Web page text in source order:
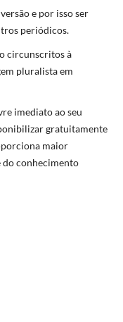
e por isso ser
periódicos.
circunscritos à
pluralista em
imediato ao seu
gratuitamente
maior
do conhecimento